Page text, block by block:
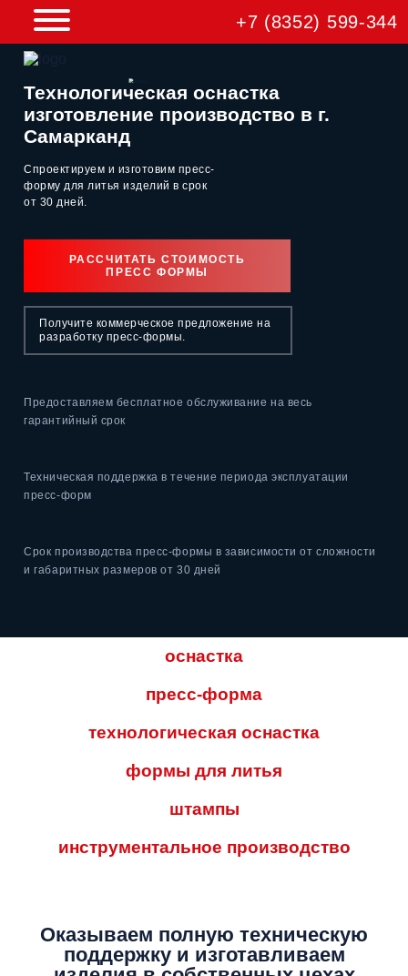
+7 (8352) 599-344
Технологическая оснастка
изготовление производство в г.
Самарканд
Спроектируем и изготовим пресс-
форму для литья изделийв срок
от 30 дней.
РАССЧИТАТЬ СТОИМОСТЬ
ПРЕСС ФОРМЫ
Получите коммерческое предложение на
разработку пресс-формы.
Предоставляем бесплатное обслуживание на весь
гарантийный срок
Техническая поддержкав течение периода эксплуатации
пресс-форм
Срок производства пресс-формы в зависимости от сложности
и габаритных размеров от 30 дней
оснастка
пресс-форма
технологическая оснастка
формы для литья
штампы
инструментальное производство
Оказываем полную техническую
поддержку и изготавливаем